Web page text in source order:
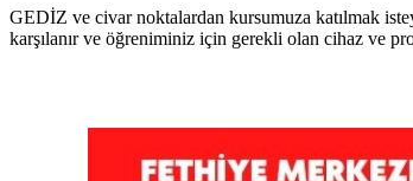
GEDİZ ve civar noktalardan kursumuza katılmak
karşılanır ve öğreniminiz için gerekli olan cihaz ve